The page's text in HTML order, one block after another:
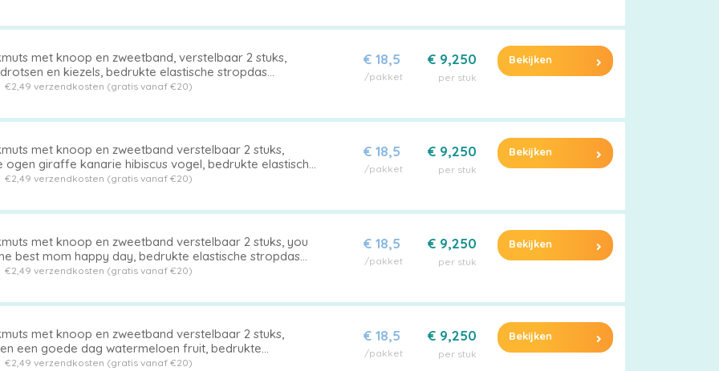
met knoop en zweetband, verstelbaar 2 stuks,
en kiezels, bedrukte elastische stropdas
€2,49 verzendkosten (gratis vanaf €20)
€ 18,5
/pakket
€ 9,250
per stuk
Bekijken
met knoop en zweetband verstelbaar 2 stuks,
ogen giraffe kanarie hibiscus vogel, bedrukte elastische
achterhoed
€2,49 verzendkosten (gratis vanaf €20)
€ 18,5
/pakket
€ 9,250
per stuk
Bekijken
met knoop en zweetband verstelbaar 2 stuks, you
best mom happy day, bedrukte elastische stropdas
€2,49 verzendkosten (gratis vanaf €20)
€ 18,5
/pakket
€ 9,250
per stuk
Bekijken
met knoop en zweetband verstelbaar 2 stuks,
een goede dag watermeloen fruit, bedrukte
stropdas achterhoed
€2,49 verzendkosten (gratis vanaf €20)
€ 18,5
/pakket
€ 9,250
per stuk
Bekijken